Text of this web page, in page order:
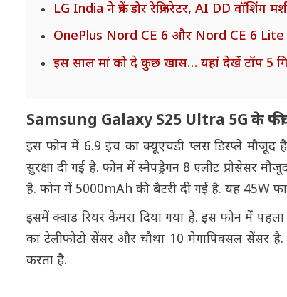
LG India ने फ्रेंच डोर रेफ्रिजरेटर, AI DD वॉशिंग
OnePlus Nord CE 6 और Nord CE 6
इस साल मां को दे कुछ खास… यहां देखें टॉप 5
Samsung Galaxy S25 Ultra 5G के
इस फोन में 6.9 इंच का क्यूएचडी प्लस डिस्प्ले मौजूद है.
सुरक्षा दी गई है. फोन में स्नैपड्रैगन 8 एलीट
है. फोन में 5000mAh की बैटरी दी गई है. यह 45W
इसमें क्वाड रियर कैमरा दिया गया है. इस फोन में
का टेलीफोटो सेंसर और चौथा 10 मेगापिक्सल सेंसर
करता है.